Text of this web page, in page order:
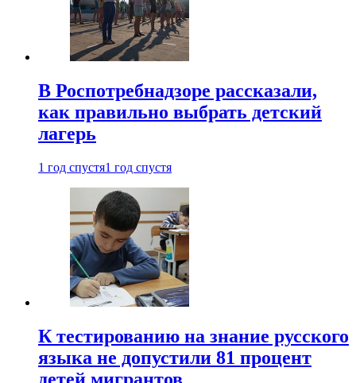
В Роспотребнадзоре рассказали,
как правильно выбрать детский
лагерь
1 год спустя1 год спустя
К тестированию на знание русского
языка не допустили 81 процент
детей мигрантов